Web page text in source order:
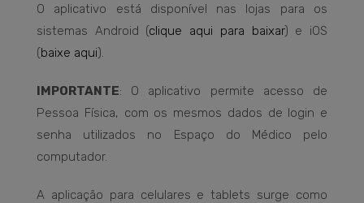
O aplicativo está disponível nas lojas para os
sistemas Android (clique aqui para baixar) e iOS
(baixe aqui).
IMPORTANTE: O aplicativo permite acesso de
Pessoa Física, com os mesmos dados de login e
senha utilizados no Espaço do Médico pelo
computador.
A aplicação para celulares e tablets surge como